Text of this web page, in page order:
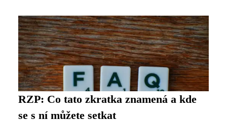
RZP: Co tato zkratka znamená a kde
se s ní můžete setkat